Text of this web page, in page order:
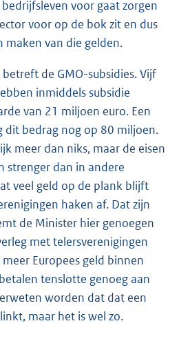
voor gaat zorgen
voor op de bok zit en dus
maken van die gelden.
de GMO-subsidies. Vijf
inmiddels subsidie
van 21 miljoen euro. Een
dit bedrag nog op 80 miljoen.
meer dan niks, maar de eisen
strenger dan in andere
veel geld op de plank blijft
haken af. Dat zijn
de Minister hier genoegen
met telersverenigingen
Europees geld binnen
tenslotte genoeg aan
worden dat dat een
maar het is wel zo.